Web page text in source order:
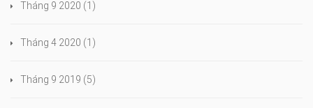
Tháng 9 2020 (1)
Tháng 4 2020 (1)
Tháng 9 2019 (5)